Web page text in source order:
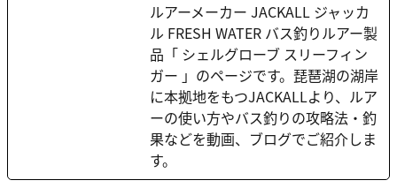
ルアーメーカー JACKALL ジャッカ
ル FRESH WATER バス釣りルアー製
品「 シェルグローブ スリーフィン
ガー 」のページです。琵琶湖の湖岸
に本拠地をもつJACKALLより、ルア
ーの使い方やバス釣りの攻略法・釣
果などを動画、ブログでご紹介しま
す。